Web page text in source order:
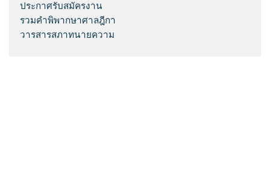
ประกาศรับสมัครงาน
รวมคำพิพากษาศาลฎีกา
วารสารสภาทนายความ